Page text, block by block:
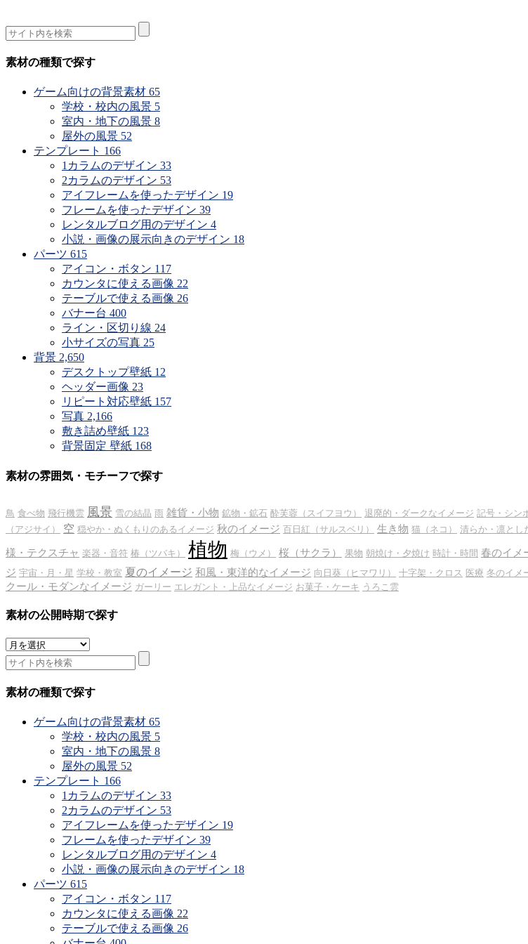
素材の種類で探す
ゲーム向けの背景素材 65
学校・校内の風景 5
室内・地下の風景 8
屋外の風景 52
テンプレート 166
1カラムのデザイン 33
2カラムのデザイン 53
アイフレームを使ったデザイン 19
フレームを使ったデザイン 39
レンタルブログ用のデザイン 4
小説・画像の展示向きのデザイン 18
パーツ 615
アイコン・ボタン 117
カウンタに使える画像 22
テーブルで使える画像 26
バナー台 400
ライン・区切り線 24
小サイズの写真 25
背景 2,650
デスクトップ壁紙 12
ヘッダー画像 23
リピート対応壁紙 157
写真 2,166
敷き詰め壁紙 123
背景固定 壁紙 168
素材の雰囲気・モチーフで探す
鳥 食べ物 飛行機雲 風景 雪の結晶 雨 雑貨・小物 鉱物・鉱石 酔芙蓉（スイフヨウ） 退廃的・ダークなイメージ 記号・シン
（アジサイ）
空 穏やか・ぬくもりのあるイメージ 秋のイメージ 百日紅（サルスベリ） 生き物 猫（ネコ） 清らか・凛とし
様・テクスチャ 楽器・音符 椿（ツバキ） 植物 梅（ウメ） 桜（サクラ） 果物 朝焼け・夕焼け 時計・時間 春のイメ
ジ 宇宙・月・星 学校・教室 夏のイメージ 和風・東洋的なイメージ 向日葵（ヒマワリ） 十字架・クロス 医療 冬のイメ
クール・モダンなイメージ ガーリー エレガント・上品なイメージ お菓子・ケーキ うろこ雲
素材の公開時期で探す
素
材
の
公
素材の種類で探す
ゲーム向けの背景素材 65
学校・校内の風景 5
室内・地下の風景 8
屋外の風景 52
テンプレート 166
1カラムのデザイン 33
2カラムのデザイン 53
アイフレームを使ったデザイン 19
フレームを使ったデザイン 39
レンタルブログ用のデザイン 4
小説・画像の展示向きのデザイン 18
パーツ 615
アイコン・ボタン 117
カウンタに使える画像 22
テーブルで使える画像 26